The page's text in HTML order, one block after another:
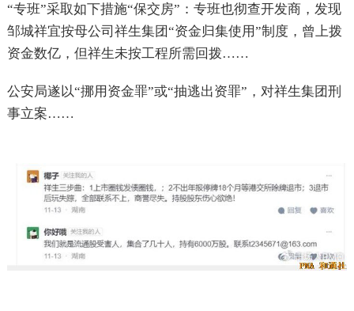
“专班”采取如下措施“保交房”：专班也彻查开发商，发现
邹城祥宜按母公司祥生集团“资金归集使用”制度，曾上拨
资金数亿，但祥生未按工程所需回拨……
公安局遂以“挪用资金罪”或“抽逃出资罪”，对祥生集团刑
事立案……